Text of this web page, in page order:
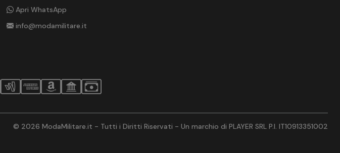
Apri WhatsApp
info@modamilitare.it
© 2026 ModaMilitare.it - Tutti i Diritti Riservati - Un marchio di PLAYER SRL P.I. IT10913351002